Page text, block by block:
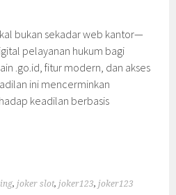
bukan sekadar web kantor—
pelayanan hukum bagi
.go.id, fitur modern, dan akses
ini mencerminkan
keadilan berbasis
,joker slot,joker123,joker123